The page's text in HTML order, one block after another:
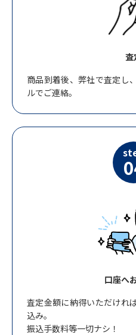
査
商品到着後、弊社で査定し
ルでご連絡。
口座へ
査定金額に納得いただけれ
込み。
振込手数料等一切ナシ！